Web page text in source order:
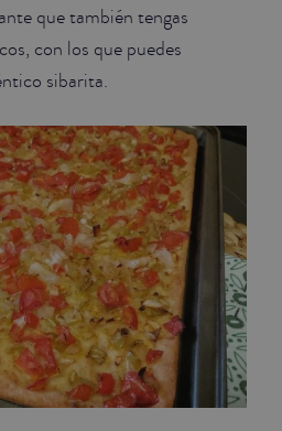
que también tengas
con los que puedes
sibarita.